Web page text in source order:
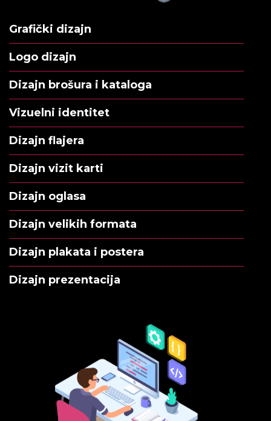
Grafički dizajn
Logo dizajn
Dizajn brošura i kataloga
Vizuelni identitet
Dizajn flajera
Dizajn vizit karti
Dizajn oglasa
Dizajn velikih formata
Dizajn plakata i postera
Dizajn prezentacija